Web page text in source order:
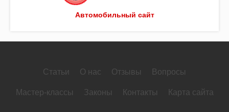
Автомобильный сайт
Статьи О нас Отзывы Вопросы
Мастер-классы Законы Контакты Карта сайта